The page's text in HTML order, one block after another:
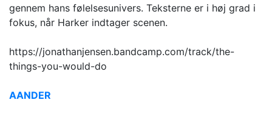
gennem hans følelsesunivers. Teksterne er i høj grad i
fokus, når Harker indtager scenen.
https://jonathanjensen.bandcamp.com/track/the-
things-you-would-do
AANDER